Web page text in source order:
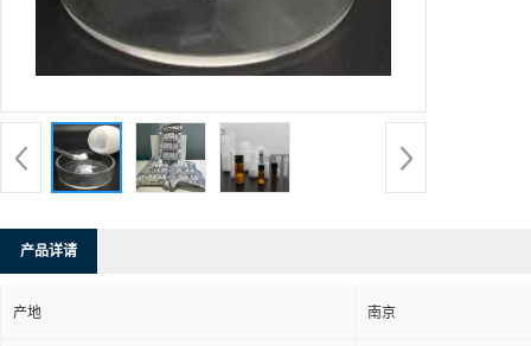
产品详请
产地 南京